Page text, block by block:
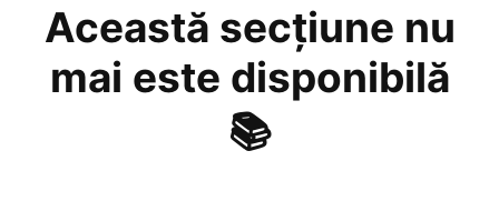
Această secțiune nu
mai este disponibilă
📚